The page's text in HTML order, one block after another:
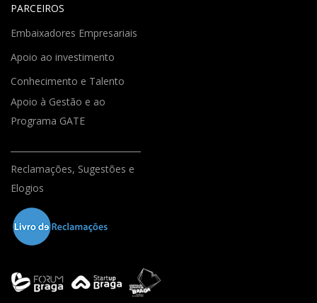
PARCEIROS
Embaixadores Empresariais
Apoio ao investimento
Conhecimento e Talento
Apoio à Gestão e ao
Programa GATE
Reclamações, Sugestões e
Elogios